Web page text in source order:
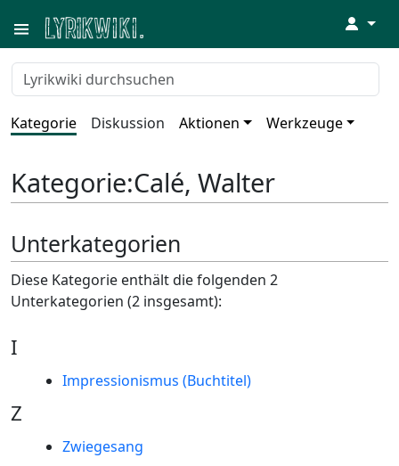
↓
Kategorie Diskussion Aktionen Werkzeuge
Kategorie:Calé, Walter
Unterkategorien
Diese Kategorie enthält die folgenden 2
Unterkategorien (2 insgesamt):
I
Impressionismus (Buchtitel)
Z
Zwiegesang